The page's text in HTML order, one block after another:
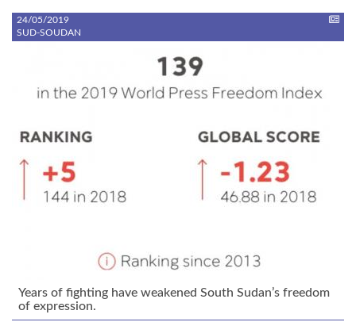
24/05/2019
SUD-SOUDAN
Years of fighting have weakened South Sudan’s freedom
of expression.